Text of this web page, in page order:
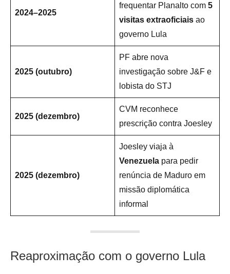
2024–2025
frequentar Planalto com 5
visitas extraoficiais ao
governo Lula
2025 (outubro)
PF abre nova
investigação sobre J&F e
lobista do STJ
2025 (dezembro)
CVM reconhece
prescrição contra Joesley
2025 (dezembro)
Joesley viaja à
Venezuela para pedir
renúncia de Maduro em
missão diplomática
informal
Reaproximação com o governo Lula